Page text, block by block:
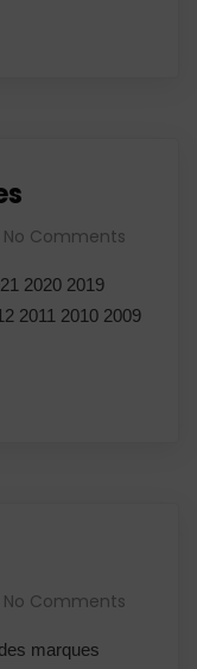
No Comments
2020 2019
2011 2010 2009
No Comments
marques